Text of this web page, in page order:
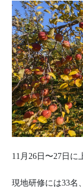
11月26日〜27日に
現地研修には33名